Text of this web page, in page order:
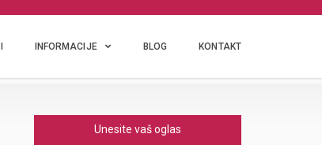
INFORMACIJE BLOG KONTAKT
Unesite vaš oglas